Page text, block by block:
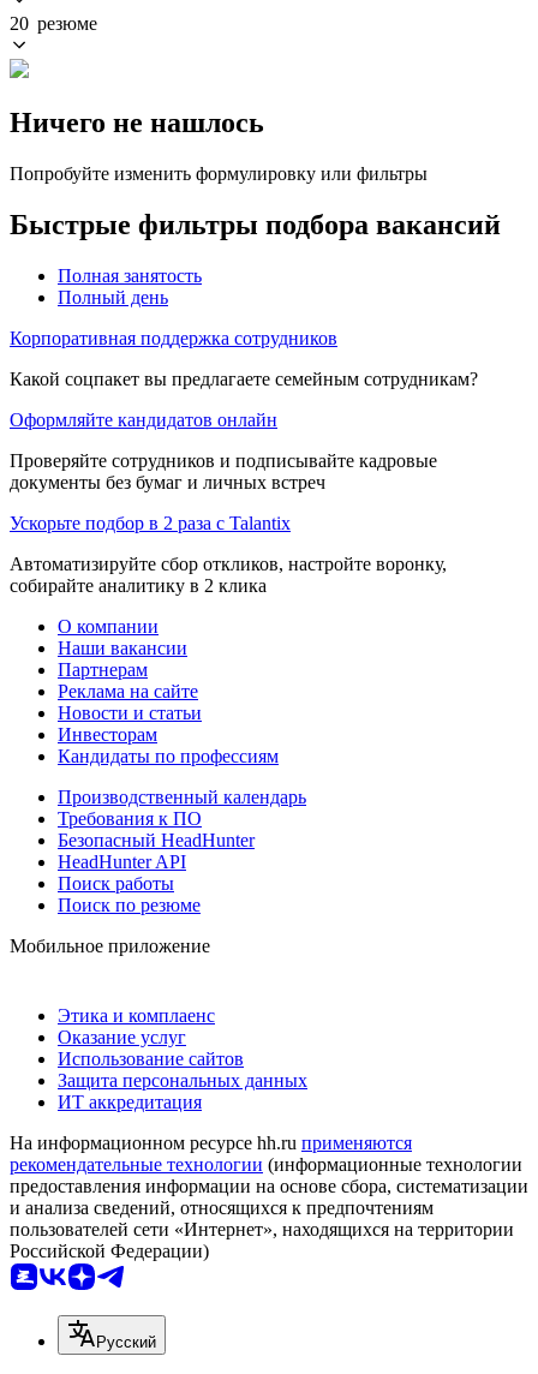
20 резюме
Ничего не нашлось
Попробуйте изменить формулировку или фильтры
Быстрые фильтры подбора вакансий
Полная занятость
Полный день
Корпоративная поддержка сотрудников
Какой соцпакет вы предлагаете семейным сотрудникам?
Оформляйте кандидатов онлайн
Проверяйте сотрудников и подписывайте кадровые
документы без бумаг и личных встреч
Ускорьте подбор в 2 раза с Talantix
Автоматизируйте сбор откликов, настройте воронку,
собирайте аналитику в 2 клика
О компании
Наши вакансии
Партнерам
Реклама на сайте
Новости и статьи
Инвесторам
Кандидаты по профессиям
Производственный календарь
Требования к ПО
Безопасный HeadHunter
HeadHunter API
Поиск работы
Поиск по резюме
Мобильное приложение
Этика и комплаенс
Оказание услуг
Использование сайтов
Защита персональных данных
ИТ аккредитация
На информационном ресурсе hh.ru применяются
рекомендательные технологии (информационные технологии
предоставления информации на основе сбора, систематизации
и анализа сведений, относящихся к предпочтениям
пользователей сети «Интернет», находящихся на территории
Российской Федерации)
Русский